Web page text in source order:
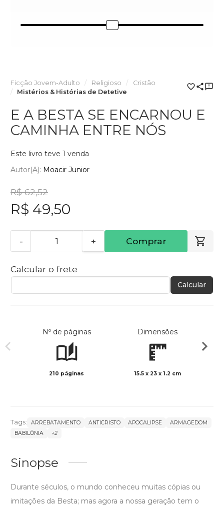
Ficção Jovem-Adulto Religioso
Cristão
Mistérios & Histórias de Detetive
E A BESTA SE ENCARNOU E
CAMINHA ENTRE NÓS
Este livro teve 1 venda
Autor(a): Moacir Junior
R$ 62,52
R$ 49,50
- + Comprar
Calcular o frete
Calcular
Nº de páginas
210 páginas
Dimensões
15.5 x 23 x 1.2 cm
Tags: ARREBATAMENTO ANTICRISTO APOCALIPSE
ARMAGEDOM
BABILÔNIA
+2
Sinopse
Durante séculos, o mundo conheceu muitas cópias ou
imitações da Besta; mas agora a nossa geração tem o